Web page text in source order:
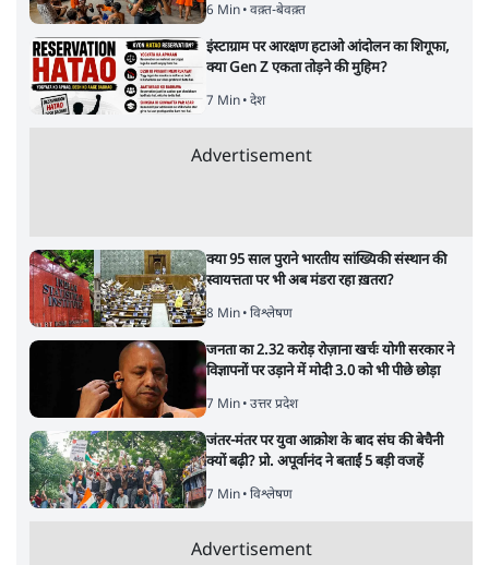
6 Min• वक़्त-बेवक़्त
इंस्टाग्राम पर आरक्षण हटाओ आंदोलन का शिगूफा,
क्या Gen Z एकता तोड़ने की मुहिम?
7 Min• देश
Advertisement
क्या 95 साल पुराने भारतीय सांख्यिकी संस्थान की
स्वायत्तता पर भी अब मंडरा रहा ख़तरा?
8 Min• विश्लेषण
जनता का 2.32 करोड़ रोज़ाना खर्चः योगी सरकार ने
विज्ञापनों पर उड़ाने में मोदी 3.0 को भी पीछे छोड़ा
7 Min• उत्तर प्रदेश
जंतर-मंतर पर युवा आक्रोश के बाद संघ की बेचैनी
क्यों बढ़ी? प्रो. अपूर्वानंद ने बताईं 5 बड़ी वजहें
7 Min• विश्लेषण
Advertisement